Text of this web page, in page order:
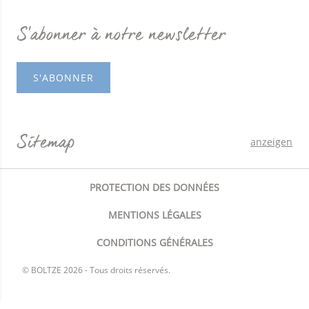
S'abonner à notre newsletter
S'ABONNER
Sitemap anzeigen
© BOLTZE 2026 - Tous droits réservés.
PROTECTION DES DONNÉES
MENTIONS LÉGALES
CONDITIONS GÉNÉRALES